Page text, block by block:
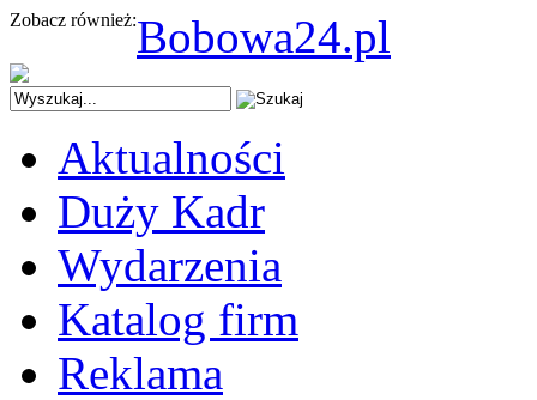
Zobacz również:Bobowa24.pl
Aktualności
Duży Kadr
Wydarzenia
Katalog firm
Reklama